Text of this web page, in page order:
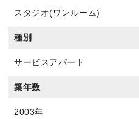
スタジオ(ワンルーム)
種別
サービスアパート
築年数
2003年